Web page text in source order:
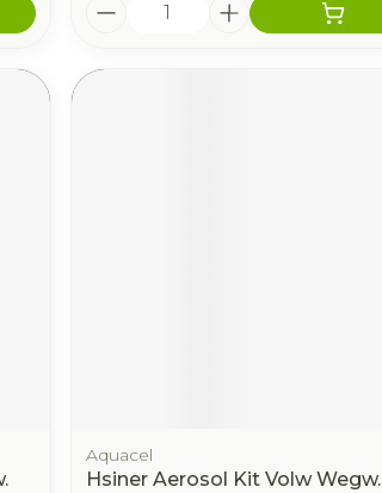
Aquacel
Hsiner Aerosol Kit Volw Wegw.